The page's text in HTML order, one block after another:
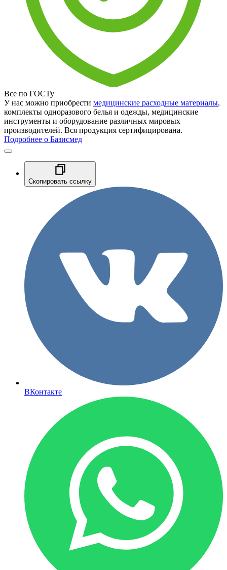
Все по ГОСТу
У нас можно приобрести медицинские расходные материалы,
комплекты одноразового белья и одежды, медицинские
инструменты и оборудование различных мировых
производителей. Вся продукция сертифицирована.
Подробнее о Базисмед
Скопировать ссылку
ВКонтакте